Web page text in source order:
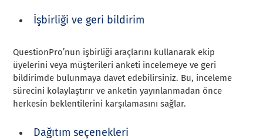
İşbirliği ve geri bildirim
QuestionPro’nun işbirliği araçlarını kullanarak ekip
üyelerini veya müşterileri anketi incelemeye ve geri
bildirimde bulunmaya davet edebilirsiniz. Bu, inceleme
sürecini kolaylaştırır ve anketin yayınlanmadan önce
herkesin beklentilerini karşılamasını sağlar.
Dağıtım seçenekleri